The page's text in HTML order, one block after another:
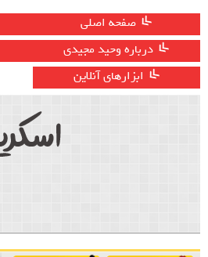
صفحه اصلی
درباره وحید مجیدی
ابزارهای آنلاین